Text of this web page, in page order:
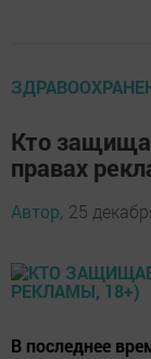
Кто
правах
Автор, 25
В последнее